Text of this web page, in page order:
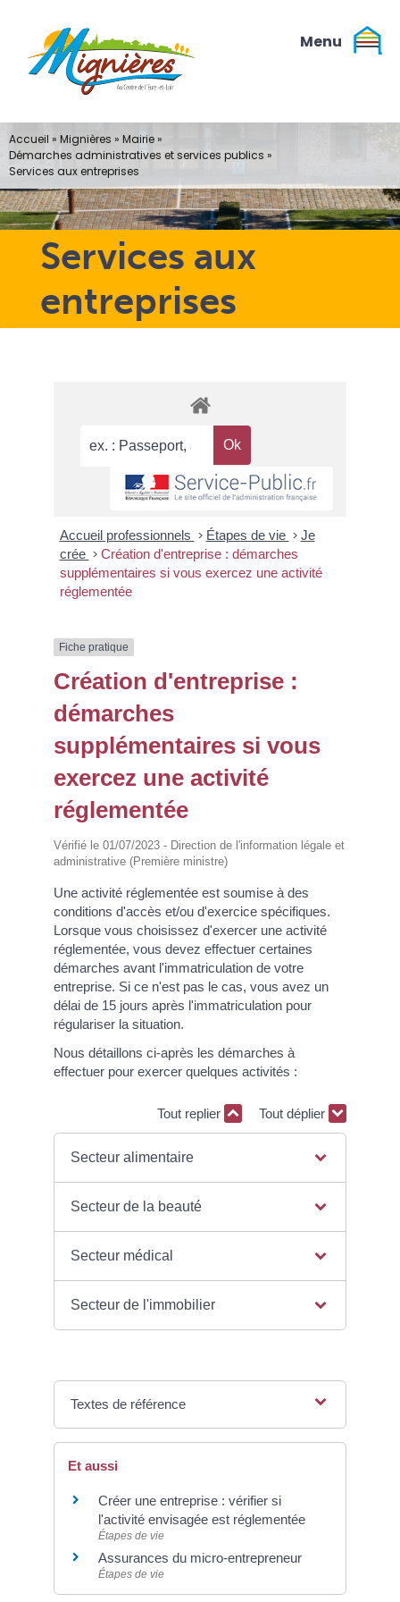
contenu
Services aux
entreprises
Accueil » Mignières » Mairie»
Démarches administratives et services publics »
Services aux entreprises
Accueil professionnels > Étapes de vie > Je
crée > Création d'entreprise : démarches
supplémentaires si vous exercez une activité
réglementée
Fiche pratique
Création d'entreprise :
démarches
supplémentaires si vous
exercez une activité
réglementée
Vérifié le 01/07/2023 - Direction de l'information légale et
administrative (Première ministre)
Une activité réglementée est soumise à des
conditions d'accès et/ou d'exercice spécifiques.
Lorsque vous choisissez d'exercer une activité
réglementée, vous devez effectuer certaines
démarches avant l'immatriculation de votre
entreprise. Si ce n'est pas le cas, vous avez un
délai de 15 jours après l'immatriculation pour
régulariser la situation.
Nous détaillons ci-après les démarches à
effectuer pour exercer quelques activités :
Tout replier Tout déplier
Secteur alimentaire
Secteur de la beauté
Secteur médical
Secteur de l'immobilier
Textes de référence
Et aussi
Créer une entreprise : vérifier si
l'activité envisagée est réglementée
Étapes de vie
Assurances du micro-entrepreneur
Étapes de vie